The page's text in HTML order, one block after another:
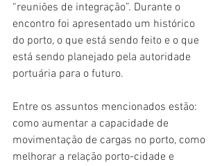
“reuniões de integração”. Durante o
encontro foi apresentado um histórico
do porto, o que está sendo feito e o que
está sendo planejado pela autoridade
portuária para o futuro.
Entre os assuntos mencionados estão:
como aumentar a capacidade de
movimentação de cargas no porto, como
melhorar a relação porto-cidade e